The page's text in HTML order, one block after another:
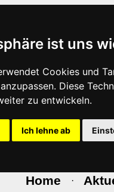
ist uns
Cookies und
Diese
zu entwickeln.
Ich lehne ab
Home ·